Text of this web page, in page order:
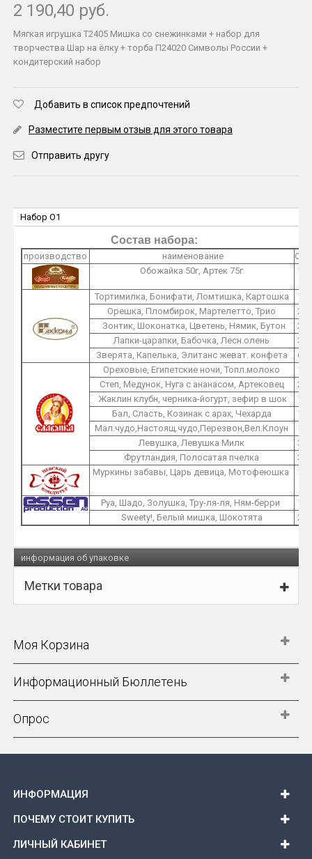
2 190,40 руб.
Мягкая игрушка Т2405 Мишка со снежинками + набор для
творчества Шар на ёлку + торба П24020 Символы России +
кондитерский набор
Добавить в список предпочтений
Разместите первым отзыв для этого товара
Отправить другу
Набор O1
Состав набора:
производство наименование
O1
Обожайка 50г, Артек 75г
1
Тортимилка, Бонифати, Ломтишка, Картошка
1
Орешка, Пломбирок, Мартелетто, Трио
2
Зонтик, Шоконатка, Цветень, Нямик, Бутон
2
Лапки-царапки, Бабочка, Лесн.олень
3
Зверята, Капелька, Элитанс жеват. конфета
6
Ореховые, Египетские ночи, Топл.молоко
1
Степ, Медунок, Нуга с ананасом, Артековец
2
Жаклин клубн, черника-йогурт, зефир в шок
1
Бал, Сласть, Козинак с арах, Чехарда
1
Мал.чудо,Настоящ.чудо,Перезвон,Вел.Клоун
1
Левушка, Левушка Милк
3
Фрутландия, Полосатая пчелка
3
Муркины забавы, Царь девица, Мотофеюшка
1
Руа, Шадо, Золушка, Тру-ля-ля, Ням-берри
1
Sweety!, Белый мишка, Шокотята
2
информация об упаковке
Метки товара
Моя Корзина
Информационный Бюллетень
Опрос
ИНФОРМАЦИЯ
ПОЧЕМУ СТОИТ КУПИТЬ
ЛИЧНЫЙ КАБИНЕТ